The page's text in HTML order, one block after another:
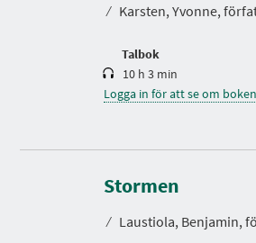
⁄ Karsten, Yvonne,
Talbok
i
10 h 3 min
Logga in för att se om
Stormen
⁄ Laustiola, Benjamin,
S
e
l
i